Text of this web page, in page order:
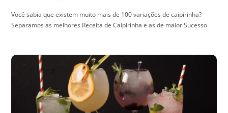
Você sabia que existem muito mais de 100 variações de caipirinha?
Separamos as melhores Receita de Caipirinha e as de maior Sucesso.